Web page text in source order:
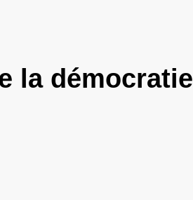
la démocratie